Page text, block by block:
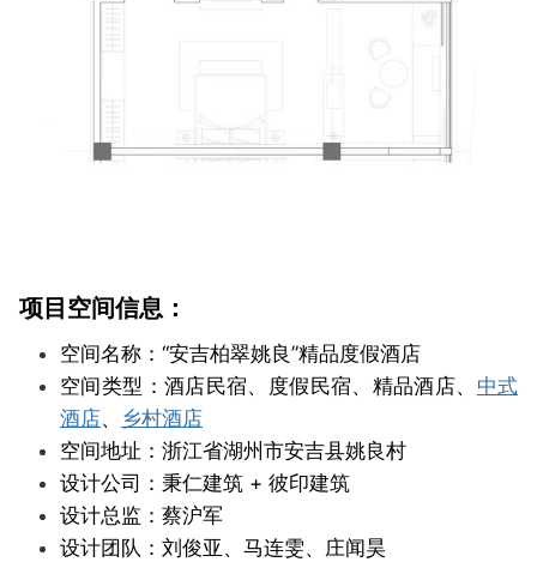
项目空间信息：
空间名称：“安吉柏翠姚良”精品度假酒店
空间类型：酒店民宿、度假民宿、精品酒店、 中式
酒店、 乡村酒店
空间地址：浙江省湖州市安吉县姚良村
设计公司：秉仁建筑 + 彼印建筑
设计总监：蔡沪军
设计团队：刘俊亚、马连雯、庄闻昊